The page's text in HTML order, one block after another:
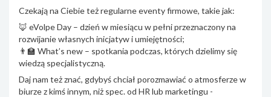
Czekają na Ciebie też regularne eventy firmowe, takie jak:
🦊 eVolpe Day – dzień w miesiącu w pełni przeznaczony na
rozwijanie własnych inicjatyw i umiejętności;
👨‍🏫 What’s new – spotkania podczas, których dzielimy się
wiedzą specjalistyczną.
Daj nam też znać, gdybyś chciał porozmawiać o atmosferze w
biurze z kimś innym, niż spec. od HR lub marketingu -